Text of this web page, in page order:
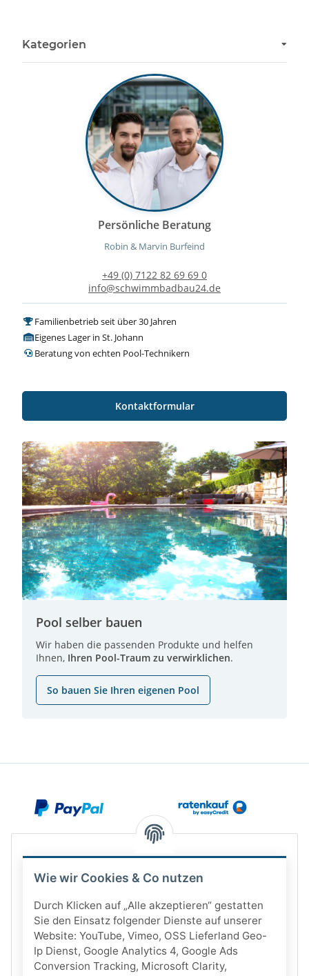
Kategorien
Persönliche Beratung
Robin & Marvin Burfeind
+49 (0) 7122 82 69 69 0
info@schwimmbadbau24.de
Familienbetrieb seit über 30 Jahren
Eigenes Lager in St. Johann
Beratung von echten Pool-Technikern
Kontaktformular
Pool selber bauen
Wir haben die passenden Produkte und helfen
Ihnen, Ihren Pool-Traum zu verwirklichen.
So bauen Sie Ihren eigenen Pool
Wie wir Cookies & Co nutzen
Durch Klicken auf „Alle akzeptieren“ gestatten
Sie den Einsatz folgender Dienste auf unserer
Website: YouTube, Vimeo, OSS Lieferland Geo-
Ip Dienst, Google Analytics 4, Google Ads
Conversion Tracking, Microsoft Clarity,